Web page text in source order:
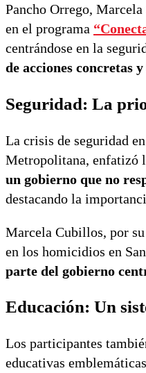
Pancho Orrego,
en el programa
centrándose en la
de acciones concretas
Seguridad: La
La crisis de seguridad
Metropolitana, enfatizó
un gobierno que no
destacando la
Marcela Cubillos, por
en los homicidios en
parte del gobierno
Educación: Un
Los participantes
educativas